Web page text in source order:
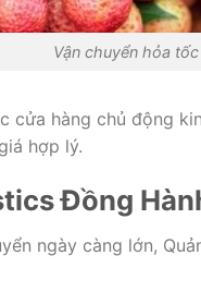
Vận chuyển hỏa
cửa hàng chủ động
hợp lý.
Đồng
ngày càng lớn,